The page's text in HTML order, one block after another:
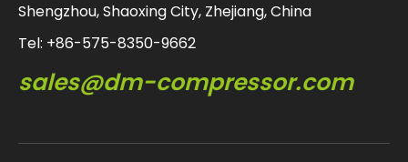
Shengzhou, Shaoxing City, Zhejiang, China
Tel: +86-575-8350-9662
sales@dm-compressor.com